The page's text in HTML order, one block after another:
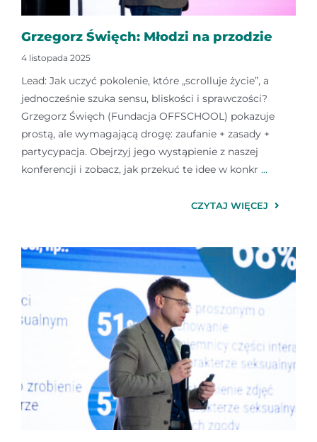
Grzegorz Święch: Młodzi na przodzie
4 listopada 2025
Lead: Jak uczyć pokolenie, które „scrolluje życie”, a
jednocześnie szuka sensu, bliskości i sprawczości?
Grzegorz Święch (Fundacja OFFSCHOOL) pokazuje
prostą, ale wymagającą drogę: zaufanie + zasady +
partycypacja. Obejrzyj jego wystąpienie z naszej
konferencji i zobacz, jak przekuć te idee w konkr ...
CZYTAJ WIĘCEJ